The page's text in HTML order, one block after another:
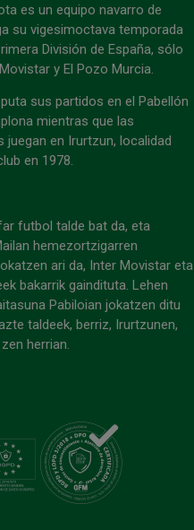
es un equipo navarro de
su vigesimoctava temporada
División de España, sólo
y El Pozo Murcia.
sus partidos en el Pabellón
mientras que las
en Irurtzun, localidad
en 1978.
futbol talde bat da, eta
hemezortzigarren
ari da, Inter Movistar eta
bakarrik gaindituta. Lehen
Pabiloian jokatzen ditu
taldeek, berriz, Irurtzunen,
herrian.